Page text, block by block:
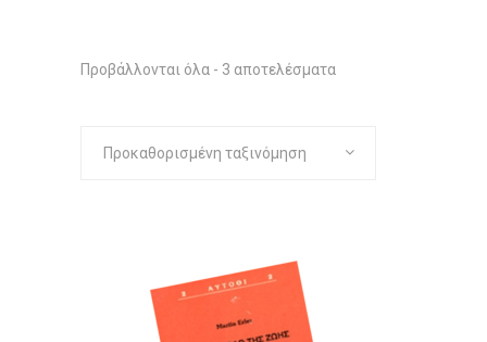
Προβάλλονται όλα - 3 αποτελέσματα
Προκαθορισμένη ταξινόμηση